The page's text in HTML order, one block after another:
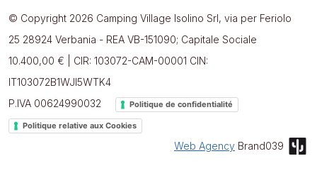
© Copyright 2026 Camping Village Isolino Srl, via per Feriolo
25 28924 Verbania - REA VB-151090; Capitale Sociale
10.400,00 € | CIR: 103072-CAM-00001 CIN:
IT103072B1WJI5WTK4
P.IVA 00624990032
Politique de confidentialité
Politique relative aux Cookies
Web Agency Brand039